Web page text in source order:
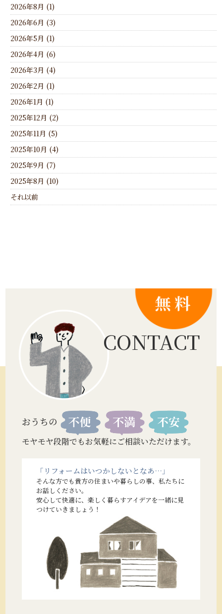
2026年8月 (1)
2026年6月 (3)
2026年5月 (1)
2026年4月 (6)
2026年3月 (4)
2026年2月 (1)
2026年1月 (1)
2025年12月 (2)
2025年11月 (5)
2025年10月 (4)
2025年9月 (7)
2025年8月 (10)
それ以前
CONTACT
おうちの
モヤモヤ段階でもお気軽にご相談いただけます。
「リフォームはいつかしないとなあ…」
そんな方でも貴方の住まいや暮らしの事、私たちに
お話しください。
安心して快適に、楽しく暮らすアイデアを一緒に見
つけていきましょう！